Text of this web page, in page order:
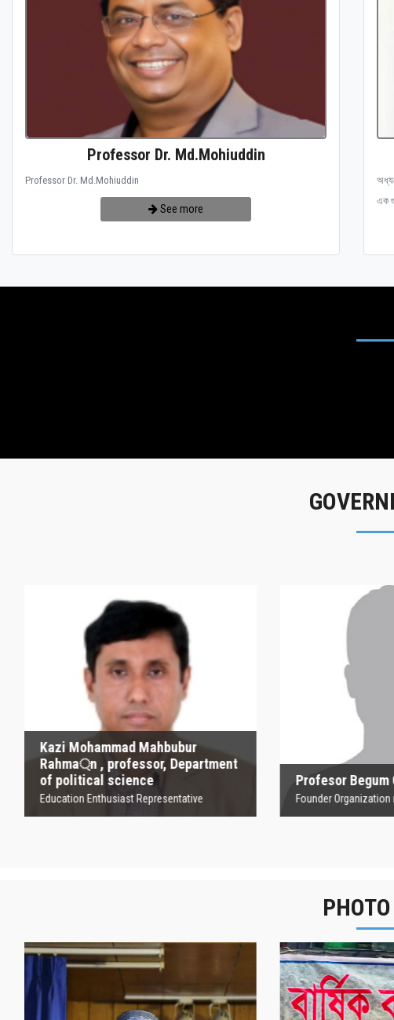
Professor Dr. Md.Mohiuddin
Professor Dr. Md.Mohiuddin
See more
এক
Kazi Mohammad Mahbubur
Rahma্‌n , professor, Department
of political science
Education Enthusiast Representative
Kazi Mohammad
Mahbubur Rahma্‌n ,
professor, Department
of political science
Education Enthusiast Representative
Profesor Begum
Founder
Founder